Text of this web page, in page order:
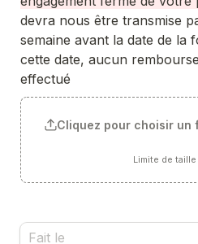
devra nous être transmise
semaine avant la date de la
cette date, aucun
effectué
Cliquez pour choisir un
Limite de taille